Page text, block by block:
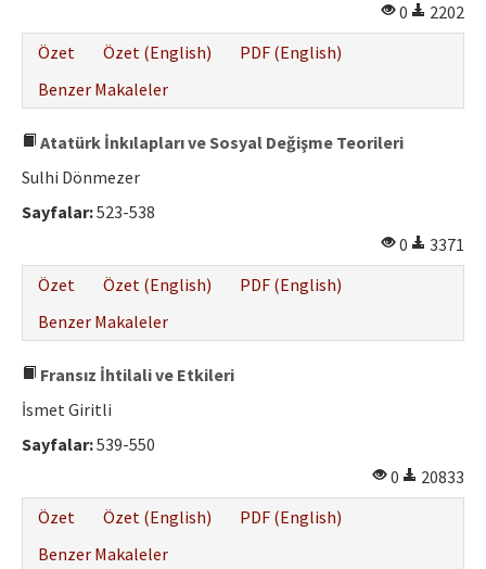
Yazar Rehberi
0
2202
Özet
Özet (English)
PDF (English)
Benzer Makaleler
Atatürk İnkılapları ve Sosyal Değişme Teorileri
Sulhi Dönmezer
Sayfalar:523-538
0
3371
Özet
Özet (English)
PDF (English)
Benzer Makaleler
Fransız İhtilali ve Etkileri
İsmet Giritli
Sayfalar:539-550
0
20833
Özet
Özet (English)
PDF (English)
Benzer Makaleler